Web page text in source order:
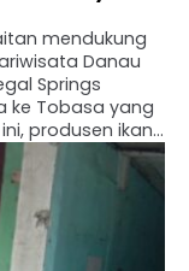
mendukung
Danau
Springs
ke Tobasa yang
produsen ikan
jajaran
Regal Dprings